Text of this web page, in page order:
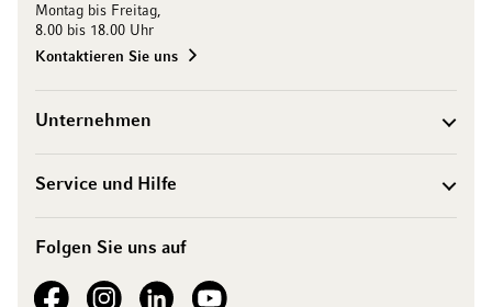
Montag bis Freitag,
8.00 bis 18.00 Uhr
Kontaktieren Sie uns
Unternehmen
Service und Hilfe
Folgen Sie uns auf
See our FacebookSee our Instagram account
See our LinkedInSee our YouTube channel